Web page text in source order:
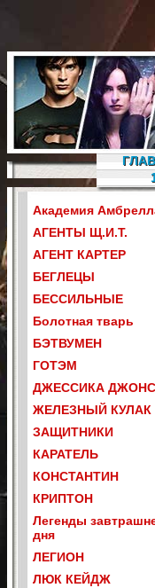
Академия
АГЕНТЫ Щ.И.Т.
АГЕНТ КАРТЕР
БЕГЛЕЦЫ
БЕССИЛЬНЫЕ
Болотная тварь
БЭТВУМЕН
ГОТЭМ
ДЖЕССИКА ДЖОНС
ЖЕЛЕЗНЫЙ КУЛАК
ЗАЩИТНИКИ
КАРАТЕЛЬ
КОНСТАНТИН
КРИПТОН
Легенды
дня
ЛЕГИОН
ЛЮК КЕЙДЖ